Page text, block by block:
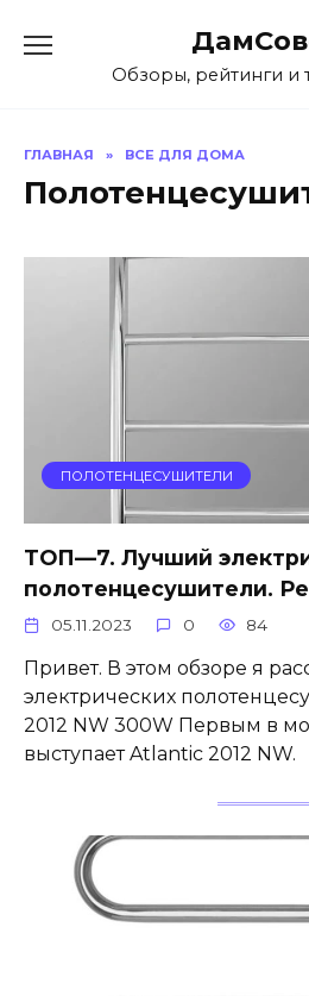
содержаниюОбзоры, рейтинги и
ГЛАВНАЯ » ВСЕ ДЛЯ ДОМА
ПОЛОТЕНЦЕСУШИТЕЛИ
ТОП—7. Лучший
полотенцесушители.
05.11.2023 0 84
Привет. В этом обзоре я
электрических
2012 NW 300W Первым в
выступает Atlantic 2012 NW.